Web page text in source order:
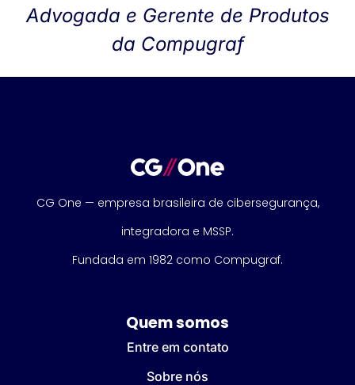
Advogada e Gerente de Produtos
da Compugraf
CG One — empresa brasileira de cibersegurança,
integradora e MSSP.
Fundada em 1982 como Compugraf.
Quem somos
Entre em contato
Sobre nós